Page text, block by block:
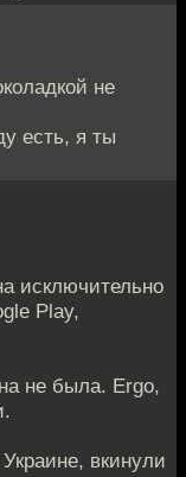
не
есть, я ты
исключительно
Play,
не была. Ergo,
вкинули